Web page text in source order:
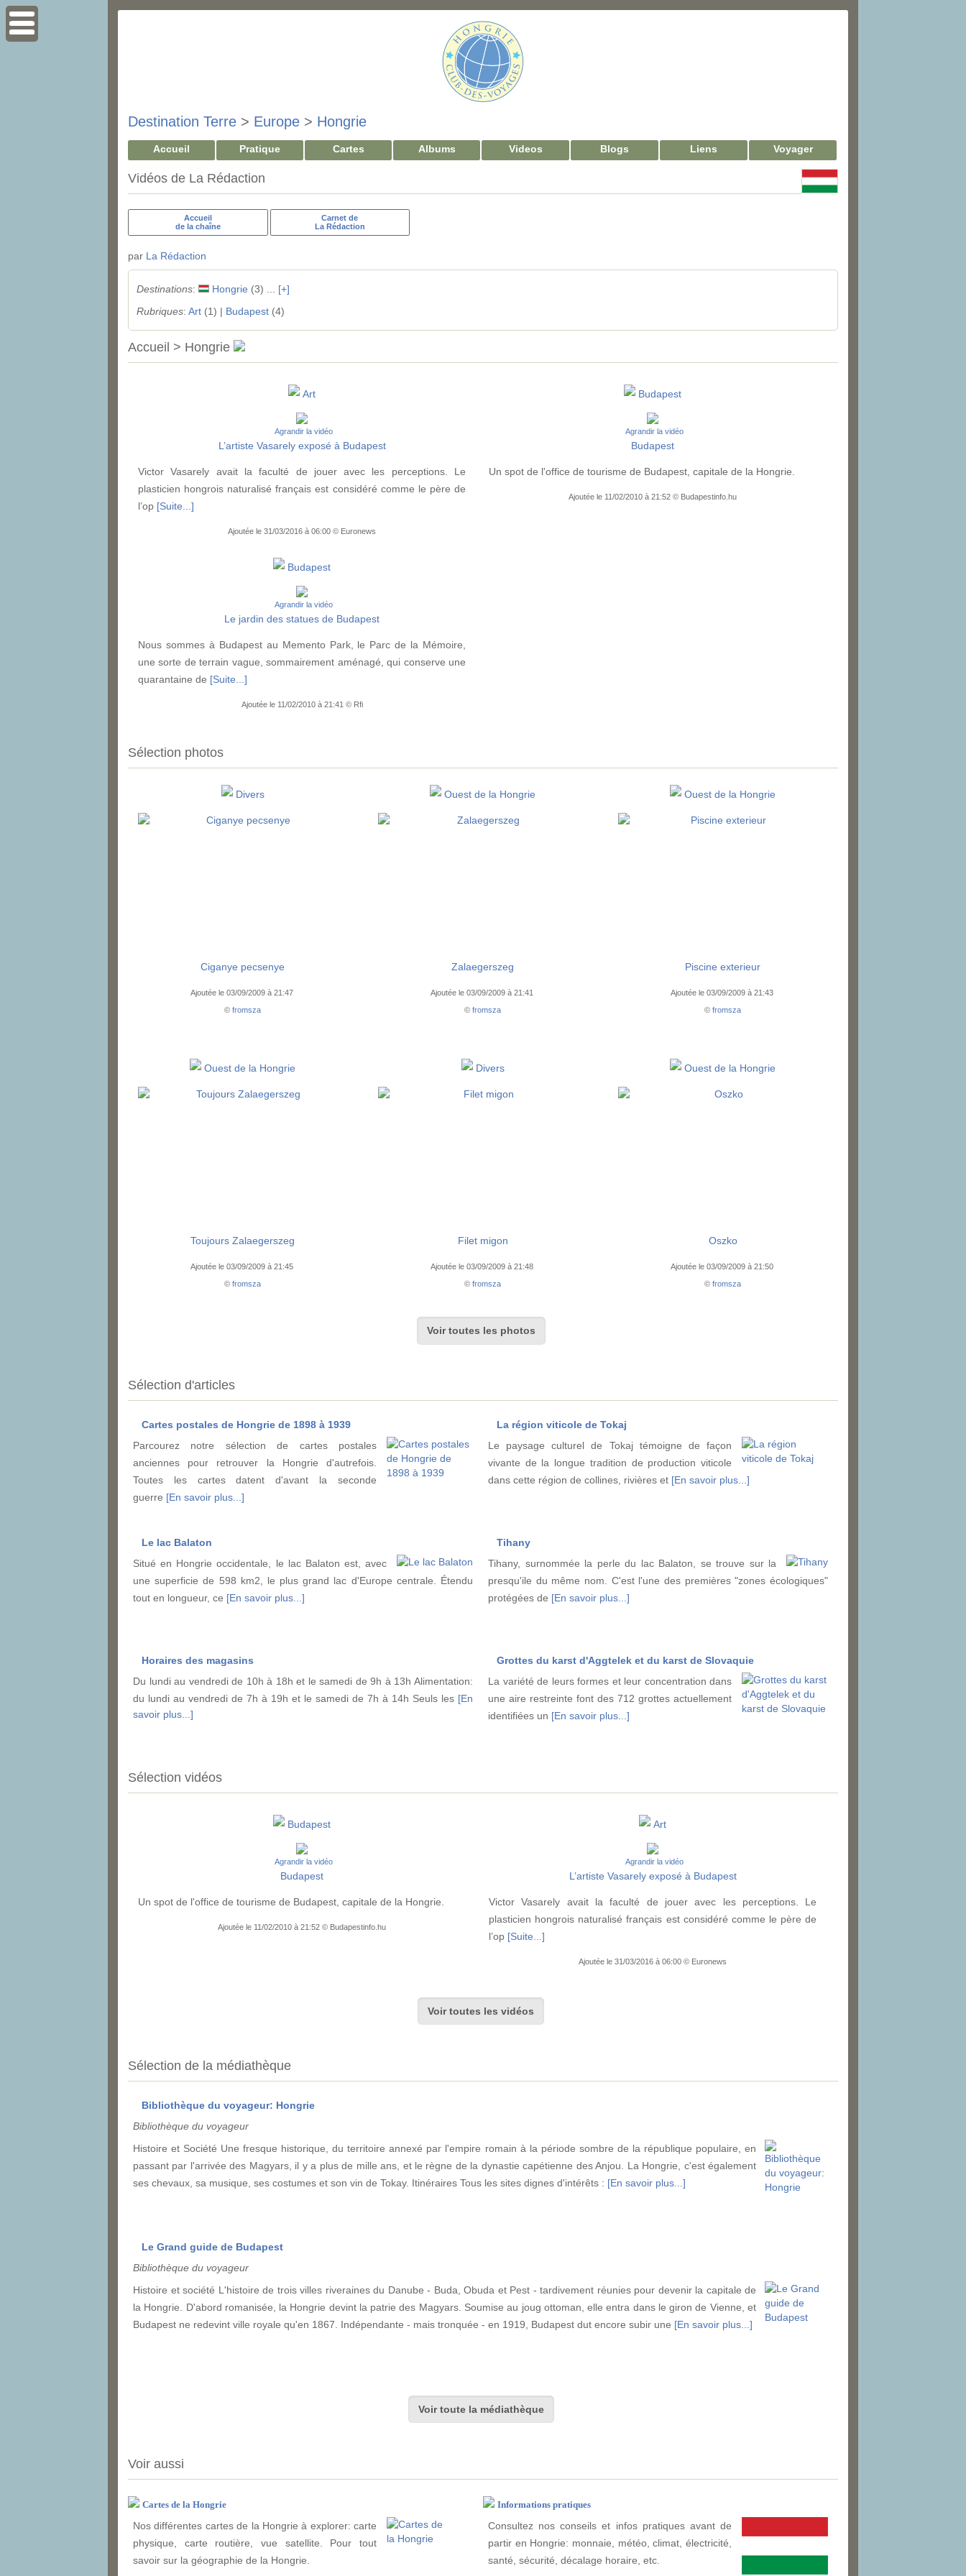
Destination Terre > Europe > Hongrie
Accueil Pratique Cartes Albums Videos Blogs Liens Voyager
Vidéos de La Rédaction
Accueil
de la chaîne
Carnet de
La Rédaction
par La Rédaction
Destinations: Hongrie (3) ... [+]
Rubriques: Art(1) | Budapest(4)
Accueil > Hongrie
Art
Agrandir la vidéo
L’artiste Vasarely exposé à Budapest
Victor Vasarely avait la faculté de jouer avec les perceptions. Le
plasticien hongrois naturalisé français est considéré comme le père de
l’op [Suite...]
Ajoutée le 31/03/2016 à 06:00 © Euronews
Budapest
Agrandir la vidéo
Budapest
Un spot de l'office de tourisme de Budapest, capitale de la Hongrie.
Ajoutée le 11/02/2010 à 21:52 © Budapestinfo.hu
Budapest
Agrandir la vidéo
Le jardin des statues de Budapest
Nous sommes à Budapest au Memento Park, le Parc de la Mémoire,
une sorte de terrain vague, sommairement aménagé, qui conserve une
quarantaine de [Suite...]
Ajoutée le 11/02/2010 à 21:41 © Rfi
Sélection photos
Divers
Ciganye pecsenye
Ajoutée le 03/09/2009 à 21:47
©fromsza
Ouest de la Hongrie
Zalaegerszeg
Ajoutée le 03/09/2009 à 21:41
©fromsza
Ouest de la Hongrie
Piscine exterieur
Ajoutée le 03/09/2009 à 21:43
©fromsza
Ouest de la Hongrie
Toujours Zalaegerszeg
Ajoutée le 03/09/2009 à 21:45
©fromsza
Divers
Filet migon
Ajoutée le 03/09/2009 à 21:48
©fromsza
Ouest de la Hongrie
Oszko
Ajoutée le 03/09/2009 à 21:50
©fromsza
Voir toutes les photos
Sélection d'articles
Cartes postales de Hongrie de 1898 à 1939
Parcourez notre sélection de cartes postales
anciennes pour retrouver la Hongrie d'autrefois.
Toutes les cartes datent d'avant la seconde
guerre [En savoir plus...]
La région viticole de Tokaj
Le paysage culturel de Tokaj témoigne de façon
vivante de la longue tradition de production viticole
dans cette région de collines, rivières et [En savoir plus...]
Le lac Balaton
Situé en Hongrie occidentale, le lac Balaton est, avec
une superficie de 598 km2, le plus grand lac d'Europe centrale. Étendu
tout en longueur, ce [En savoir plus...]
Tihany
Tihany, surnommée la perle du lac Balaton, se trouve sur la
presqu'ile du même nom. C'est l'une des premières "zones écologiques"
protégées de [En savoir plus...]
Horaires des magasins
Du lundi au vendredi de 10h à 18h et le samedi de 9h à 13h Alimentation:
du lundi au vendredi de 7h à 19h et le samedi de 7h à 14h Seuls les [En
savoir plus...]
Grottes du karst d'Aggtelek et du karst de Slovaquie
La variété de leurs formes et leur concentration dans
une aire restreinte font des 712 grottes actuellement
identifiées un [En savoir plus...]
Sélection vidéos
Budapest
Agrandir la vidéo
Budapest
Un spot de l'office de tourisme de Budapest, capitale de la Hongrie.
Ajoutée le 11/02/2010 à 21:52 © Budapestinfo.hu
Art
Agrandir la vidéo
L’artiste Vasarely exposé à Budapest
Victor Vasarely avait la faculté de jouer avec les perceptions. Le
plasticien hongrois naturalisé français est considéré comme le père de
l’op [Suite...]
Ajoutée le 31/03/2016 à 06:00 © Euronews
Voir toutes les vidéos
Sélection de la médiathèque
Bibliothèque du voyageur: Hongrie
Bibliothèque du voyageur
Histoire et Société Une fresque historique, du territoire annexé par l'empire romain à la période sombre de la république populaire, en
passant par l'arrivée des Magyars, il y a plus de mille ans, et le règne de la dynastie capétienne des Anjou. La Hongrie, c'est également
ses chevaux, sa musique, ses costumes et son vin de Tokay. Itinéraires Tous les sites dignes d'intérêts : [En savoir plus...]
Le Grand guide de Budapest
Bibliothèque du voyageur
Histoire et société L'histoire de trois villes riveraines du Danube - Buda, Obuda et Pest - tardivement réunies pour devenir la capitale de
la Hongrie. D'abord romanisée, la Hongrie devint la patrie des Magyars. Soumise au joug ottoman, elle entra dans le giron de Vienne, et
Budapest ne redevint ville royale qu'en 1867. Indépendante - mais tronquée - en 1919, Budapest dut encore subir une [En savoir plus...]
Voir toute la médiathèque
Voir aussi
Cartes de la Hongrie
Nos différentes cartes de la Hongrie à explorer: carte
physique, carte routière, vue satellite. Pour tout
savoir sur la géographie de la Hongrie.
Informations pratiques
Consultez nos conseils et infos pratiques avant de
partir en Hongrie: monnaie, météo, climat, électricité,
santé, sécurité, décalage horaire, etc.